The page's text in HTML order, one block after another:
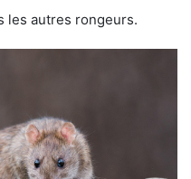
les autres rongeurs.